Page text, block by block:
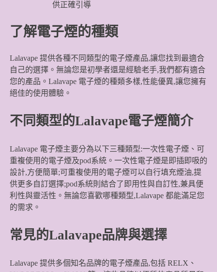
供正確引導
了解電子煙的種類
Lalavape 提供各種不同類型的電子煙產品,讓您找到最適合
自己的選擇。無論您是初學者還是經驗老手,我們都有適合
您的產品。Lalavape 電子煙的種類多樣,性能優異,讓您擁有
絕佳的使用體驗。
不同類型的Lalavape電子煙簡介
Lalavape 電子煙主要分為以下三種類型:一次性電子煙、可
重複使用的電子煙及pod系統。一次性電子煙是即插即吸的
設計,方便簡單;可重複使用的電子煙可以自行填充煙油,提
供更多自訂選擇;pod系統則結合了即用性與自訂性,兼具便
利性與靈活性。無論您喜歡哪種類型,Lalavape 都能滿足您
的需求。
常見的Lalavape品牌與選擇
Lalavape 提供多個知名品牌的電子煙產品,包括 RELX、